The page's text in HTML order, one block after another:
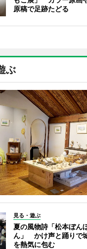
原稿で足跡たどる
ぶ
見る・遊ぶ
夏の風物詩「松本ぼん
ん」 かけ声と踊りで
を熱気に包む